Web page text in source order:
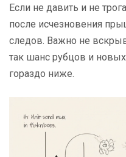
Если не давить и не
после исчезновения
следов. Важно не
так шанс рубцов и
гораздо ниже.